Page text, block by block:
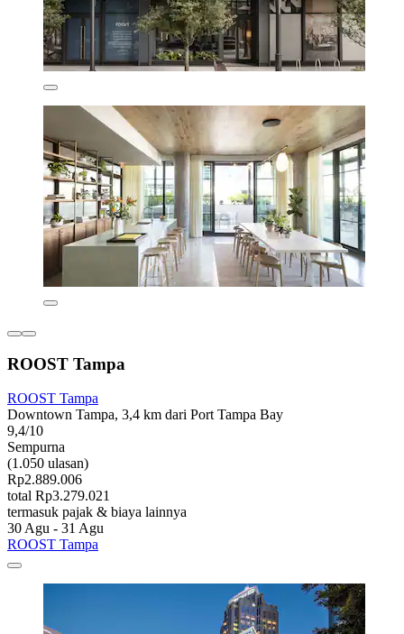
ROOST Tampa
ROOST Tampa
Downtown Tampa, 3,4 km dari Port Tampa Bay
9,4/10
Sempurna
(1.050 ulasan)
Rp2.889.006
total Rp3.279.021
termasuk pajak & biaya lainnya
30 Agu - 31 Agu
ROOST Tampa